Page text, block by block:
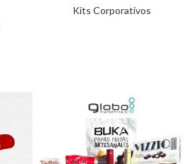
Kits Corporativos